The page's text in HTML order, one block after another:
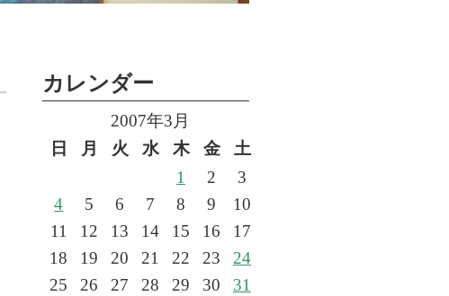
カレンダー
2007年3月
日
月 火 水 木 金
土
1
2
3
4
5 6 7 8 9
10
11
12 13 14 15 16
17
18
19 20 21 22 23
24
25
26 27 28 29 30 31